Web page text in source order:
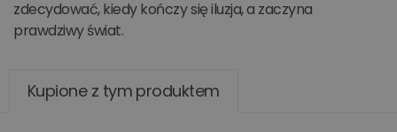
zdecydować, kiedy kończy się iluzja, a zaczyna
prawdziwy świat.
Kupione z tym produktem